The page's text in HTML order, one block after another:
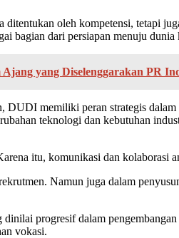
oleh kompetensi, tetapi
bagian dari persiapan menuju dunia
yang Diselenggarakan PR
memiliki peran strategis
teknologi dan kebutuhan
itu, komunikasi dan kolaborasi
Namun juga dalam
progresif dalam
vokasi.